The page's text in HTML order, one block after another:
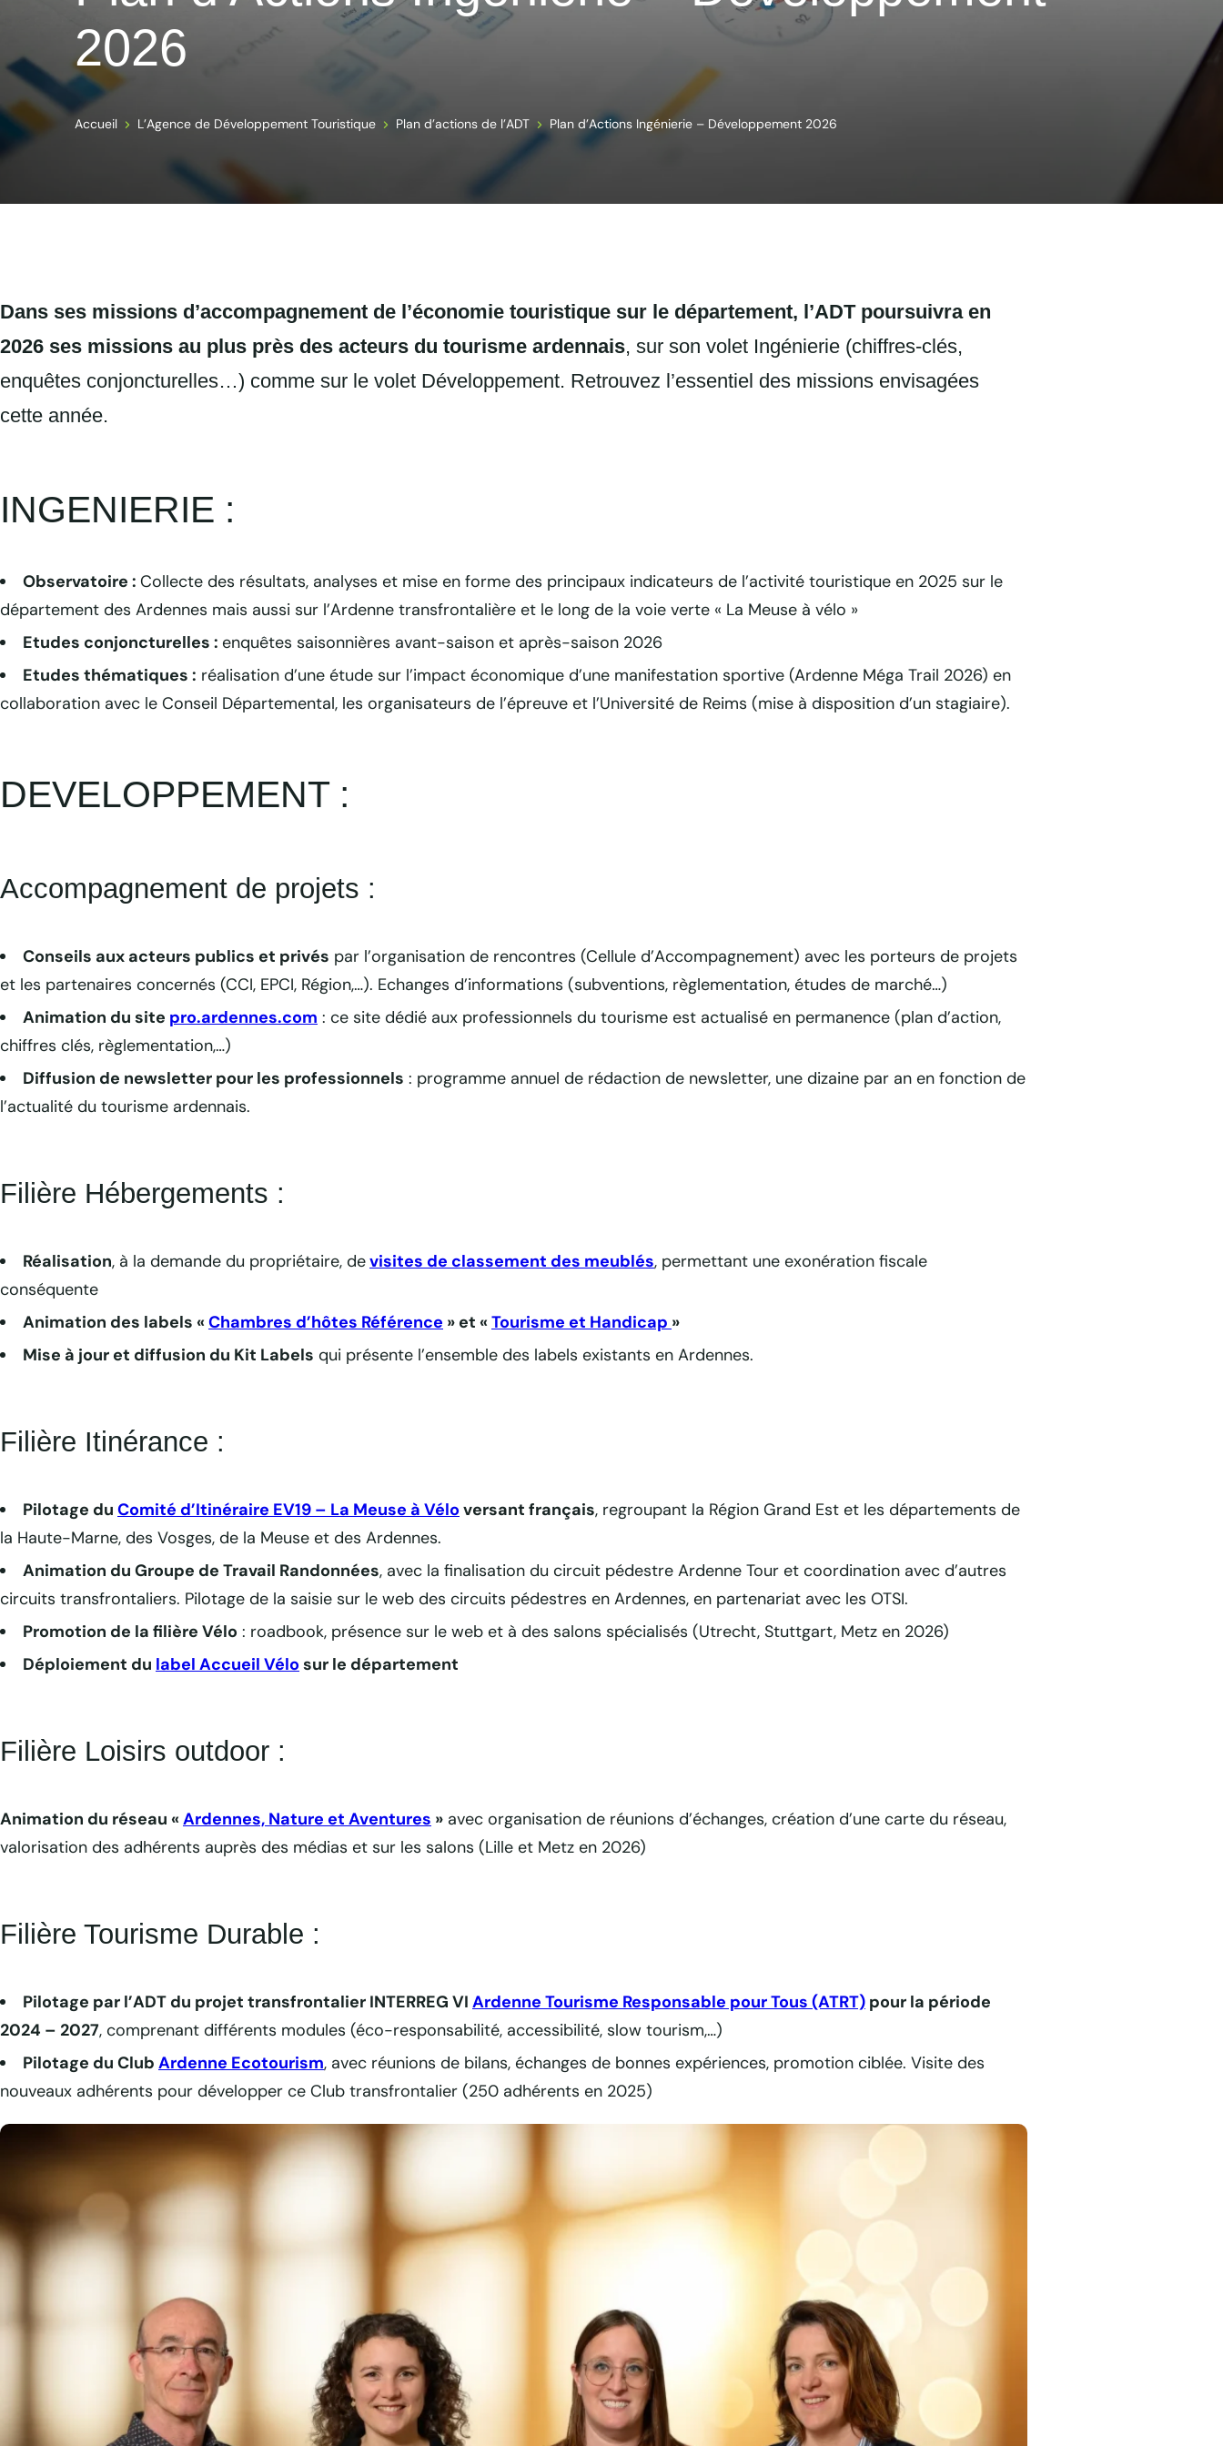
2026
Accueil L’Agence de Développement Touristique Plan d’actions de l’ADT Plan d’Actions Ingénierie – Développement 2026
Dans ses missions d’accompagnement de l’économie touristique sur le département, l’ADT poursuivra en
2026 ses missions au plus près des acteurs du tourisme ardennais, sur son volet Ingénierie (chiffres-clés,
enquêtes conjoncturelles…) comme sur le volet Développement. Retrouvez l’essentiel des missions envisagées
cette année.
INGENIERIE :
Observatoire : Collecte des résultats, analyses et mise en forme des principaux indicateurs de l’activité touristique en 2025 sur le
département des Ardennes mais aussi sur l’Ardenne transfrontalière et le long de la voie verte « La Meuse à vélo »
Etudes conjoncturelles : enquêtes saisonnières avant-saison et après-saison 2026
Etudes thématiques : réalisation d’une étude sur l’impact économique d’une manifestation sportive (Ardenne Méga Trail 2026) en
collaboration avec le Conseil Départemental, les organisateurs de l’épreuve et l’Université de Reims (mise à disposition d’un stagiaire).
DEVELOPPEMENT :
Accompagnement de projets :
Conseils aux acteurs publics et privés par l’organisation de rencontres (Cellule d’Accompagnement) avec les porteurs de projets
et les partenaires concernés (CCI, EPCI, Région,…). Echanges d’informations (subventions, règlementation, études de marché…)
Animation du site pro.ardennes.com : ce site dédié aux professionnels du tourisme est actualisé en permanence (plan d’action,
chiffres clés, règlementation,…)
Diffusion de newsletter pour les professionnels : programme annuel de rédaction de newsletter, une dizaine par an en fonction de
l’actualité du tourisme ardennais.
Filière Hébergements :
Réalisation, à la demande du propriétaire, devisites de classement des meublés, permettant une exonération fiscale
conséquente
Animation des labels «Chambres d’hôtes Référence » et «Tourisme et Handicap »
Mise à jour et diffusion du Kit Labels qui présente l’ensemble des labels existants en Ardennes.
Filière Itinérance :
Pilotage du Comité d’Itinéraire EV19 – La Meuse à Vélo versant français, regroupant la Région Grand Est et les départements de
la Haute-Marne, des Vosges, de la Meuse et des Ardennes.
Animation du Groupe de Travail Randonnées, avec la finalisation du circuit pédestre Ardenne Tour et coordination avec d’autres
circuits transfrontaliers. Pilotage de la saisie sur le web des circuits pédestres en Ardennes, en partenariat avec les OTSI.
Promotion de la filière Vélo : roadbook, présence sur le web et à des salons spécialisés (Utrecht, Stuttgart, Metz en 2026)
Déploiement du label Accueil Vélo sur le département
Filière Loisirs outdoor :
Animation du réseau «Ardennes, Nature et Aventures » avec organisation de réunions d’échanges, création d’une carte du réseau,
valorisation des adhérents auprès des médias et sur les salons (Lille et Metz en 2026)
Filière Tourisme Durable :
Pilotage par l’ADT du projet transfrontalier INTERREG VI Ardenne Tourisme Responsable pour Tous (ATRT) pour la période
2024 – 2027, comprenant différents modules (éco-responsabilité, accessibilité, slow tourism,…)
Pilotage du Club Ardenne Ecotourism, avec réunions de bilans, échanges de bonnes expériences, promotion ciblée. Visite des
nouveaux adhérents pour développer ce Club transfrontalier (250 adhérents en 2025)